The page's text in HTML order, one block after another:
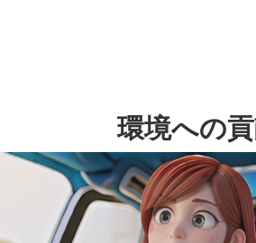
環境への